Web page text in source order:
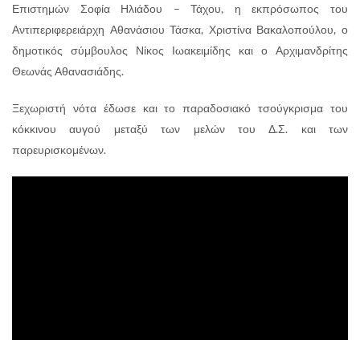
Επιστημών Σοφία Ηλιάδου – Τάχου, η εκπρόσωπος του
Αντιπεριφερειάρχη Αθανάσιου Τάσκα, Χριστίνα Βακαλοπούλου, ο
δημοτικός σύμβουλος Νίκος Ιωακειμίδης και ο Αρχιμανδρίτης
Θεωνάς Αθανασιάδης.
Ξεχωριστή νότα έδωσε και το παραδοσιακό τσούγκρισμα του
κόκκινου αυγού μεταξύ των μελών του Δ.Σ. και των
παρευρισκομένων.